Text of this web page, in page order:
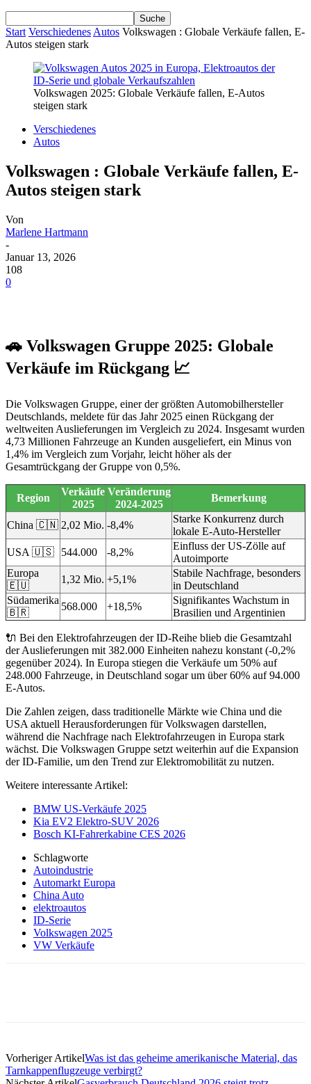
Start Verschiedenes Autos Volkswagen : Globale Verkäufe fallen, E-
Autos steigen stark
Volkswagen 2025: Globale Verkäufe fallen, E-Autos
steigen stark
Verschiedenes
Autos
Volkswagen : Globale Verkäufe fallen, E-
Autos steigen stark
Von
Marlene Hartmann
-
Januar 13, 2026
108
0
🚗 Volkswagen Gruppe 2025: Globale
Verkäufe im Rückgang 📈
Die Volkswagen Gruppe, einer der größten Automobilhersteller
Deutschlands, meldete für das Jahr 2025 einen Rückgang der
weltweiten Auslieferungen im Vergleich zu 2024. Insgesamt wurden
4,73 Millionen Fahrzeuge an Kunden ausgeliefert, ein Minus von
1,4% im Vergleich zum Vorjahr, leicht höher als der
Gesamtrückgang der Gruppe von 0,5%.
Region
Verkäufe
2025
Veränderung
2024-2025
Bemerkung
China 🇨🇳 2,02 Mio. -8,4%
Starke Konkurrenz durch
lokale E-Auto-Hersteller
USA 🇺🇸
544.000 -8,2%
Einfluss der US-Zölle auf
Autoimporte
Europa
🇪🇺
1,32 Mio. +5,1%
Stabile Nachfrage, besonders
in Deutschland
Südamerika
🇧🇷
568.000 +18,5%
Signifikantes Wachstum in
Brasilien und Argentinien
🔌 Bei den Elektrofahrzeugen der ID-Reihe blieb die Gesamtzahl
der Auslieferungen mit 382.000 Einheiten nahezu konstant (-0,2%
gegenüber 2024). In Europa stiegen die Verkäufe um 50% auf
248.000 Fahrzeuge, in Deutschland sogar um über 60% auf 94.000
E-Autos.
Die Zahlen zeigen, dass traditionelle Märkte wie China und die
USA aktuell Herausforderungen für Volkswagen darstellen,
während die Nachfrage nach Elektrofahrzeugen in Europa stark
wächst. Die Volkswagen Gruppe setzt weiterhin auf die Expansion
der ID-Familie, um den Trend zur Elektromobilität zu nutzen.
Weitere interessante Artikel:
BMW US-Verkäufe 2025
Kia EV2 Elektro-SUV 2026
Bosch KI-Fahrerkabine CES 2026
Schlagworte
Autoindustrie
Automarkt Europa
China Auto
elektroautos
ID-Serie
Volkswagen 2025
VW Verkäufe
Vorheriger ArtikelWas ist das geheime amerikanische Material, das
Tarnkappenflugzeuge verbirgt?